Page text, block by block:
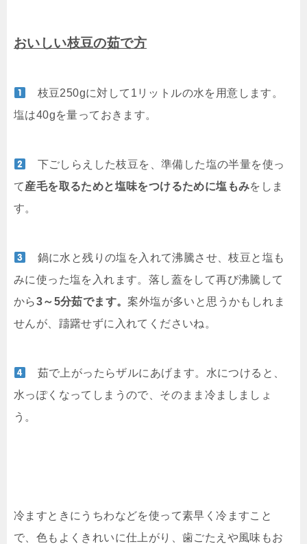
おいしい枝豆の茹で方
枝豆250gに対して1リットルの水を用意します。
塩は40gを量っておきます。
下ごしらえした枝豆を、準備した塩の半量を使っ
て産毛を取るためと塩味をつけるために塩もみをしま
す。
鍋に水と残りの塩を入れて沸騰させ、枝豆と塩も
みに使った塩を入れます。落し蓋をして再び沸騰して
から3～5分茹でます。案外塩が多いと思うかもしれま
せんが、躊躇せずに入れてくださいね。
茹で上がったらザルにあげます。水につけると、
水っぽくなってしまうので、そのまま冷ましましょ
う。
冷ますときにうちわなどを使って素早く冷ますこと
で、色もよくきれいに仕上がり、歯ごたえや風味もお